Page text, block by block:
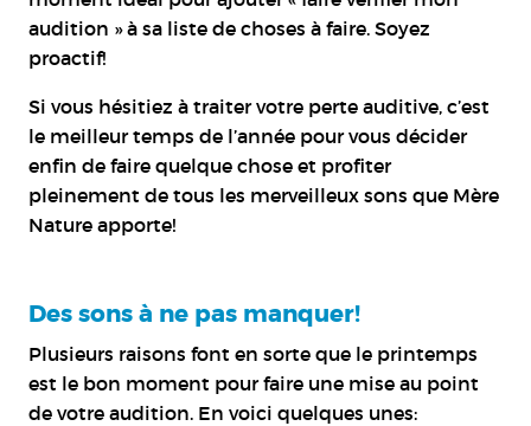
audition » à sa liste de choses à faire. Soyez
proactif!
Si vous hésitiez à traiter votre perte auditive, c’est
le meilleur temps de l’année pour vous décider
enfin de faire quelque chose et profiter
pleinement de tous les merveilleux sons que Mère
Nature apporte!
Des sons à ne pas manquer!
Plusieurs raisons font en sorte que le printemps
est le bon moment pour faire une mise au point
de votre audition. En voici quelques unes: